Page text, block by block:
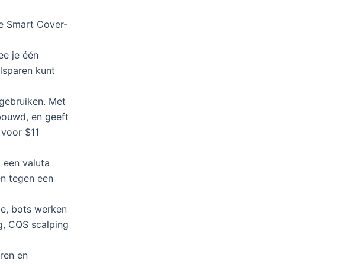
Smart Cover-
je één
kunt
Met
en geeft
$11
valuta
tegen een
bots werken
CQS scalping
en